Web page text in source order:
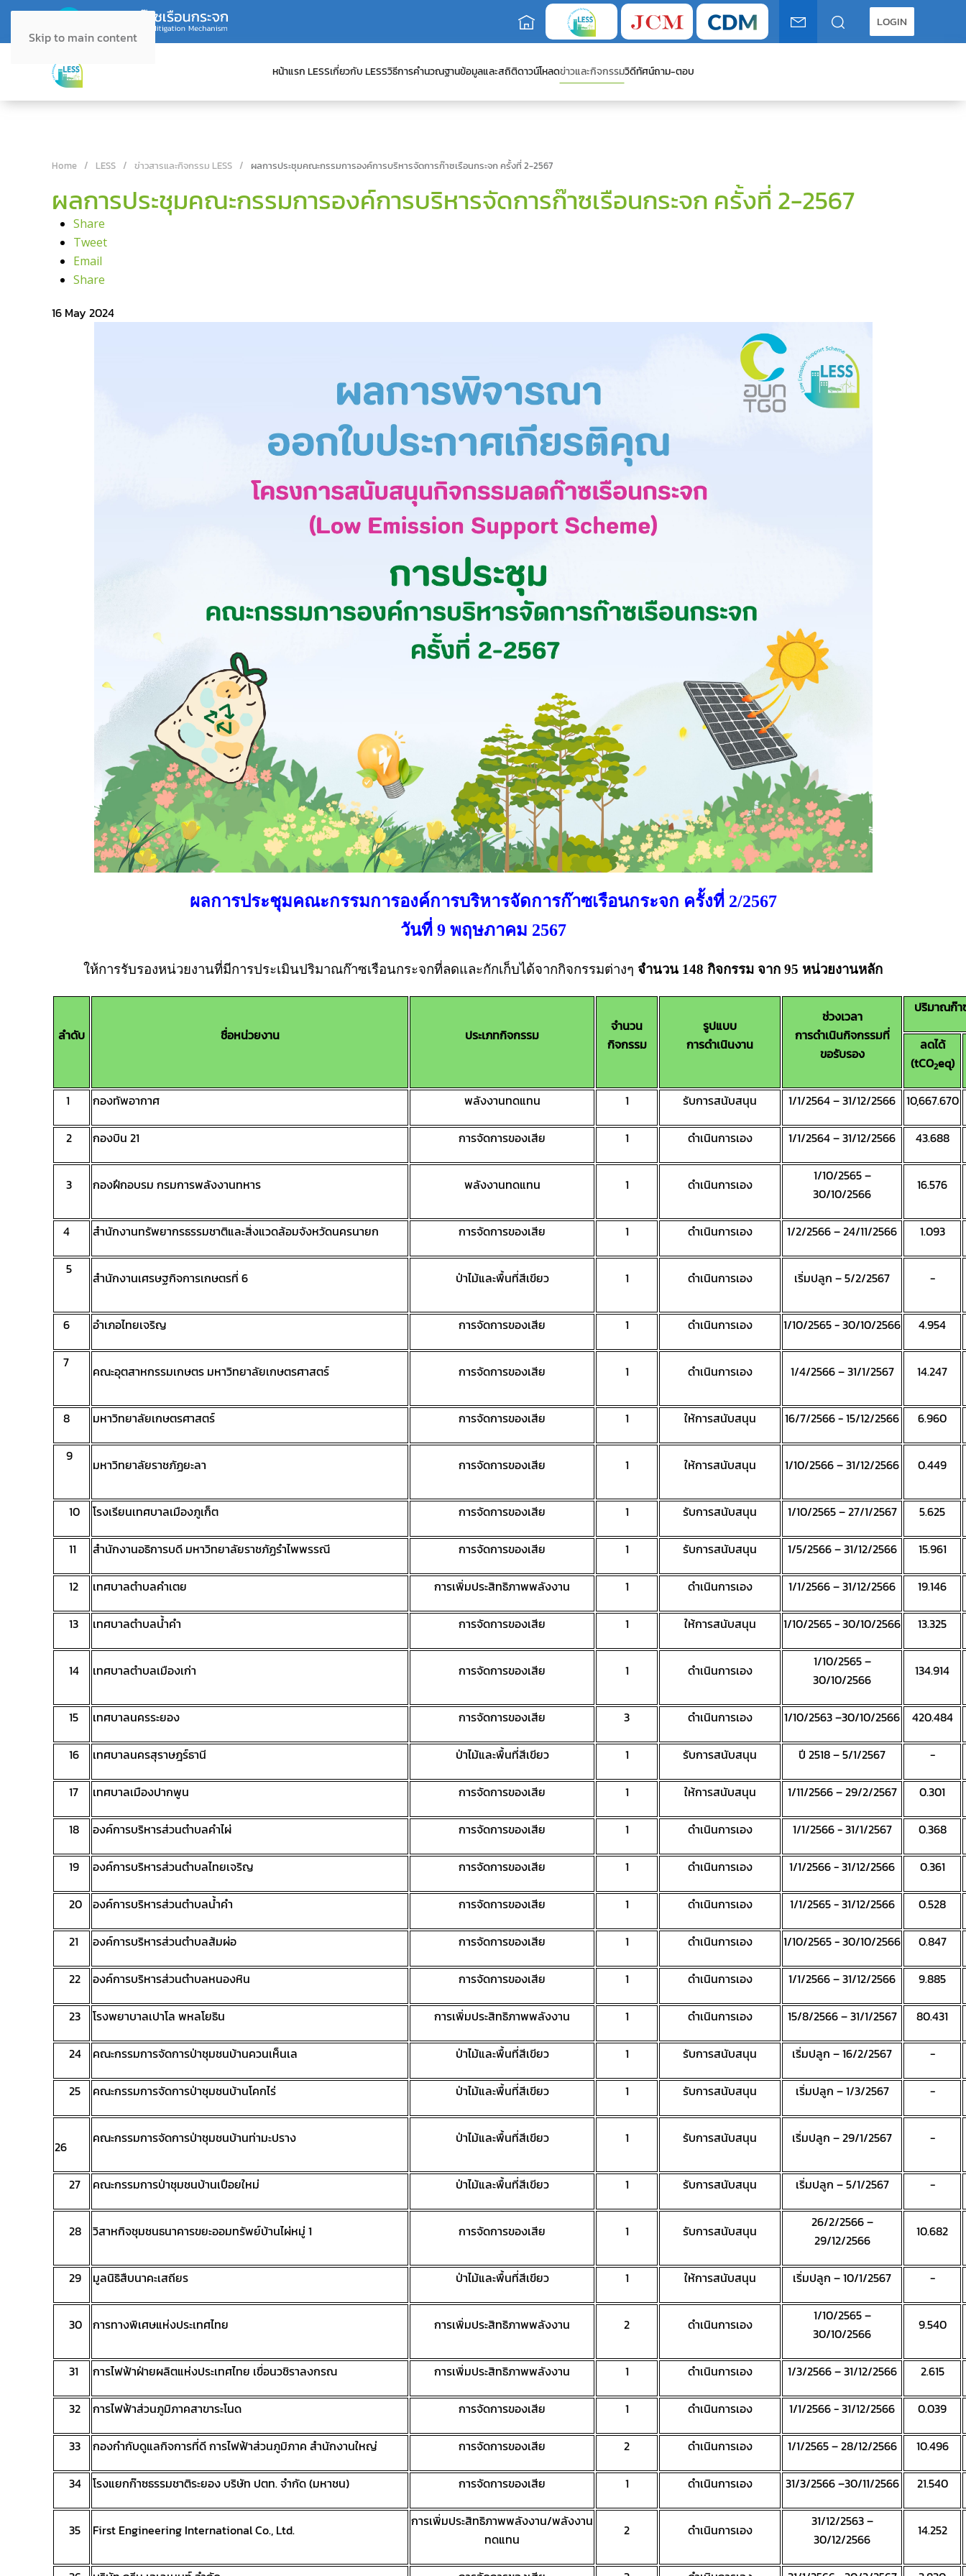
Skip to main content
LOGIN
หน้าแรก LESSเกี่ยวกับ LESSวิธีการคำนวณฐานข้อมูลและสถิติดาวน์โหลดข่าวและกิจกรรมวิดีทัศน์ถาม-ตอบ
Home LESS ข่าวสารและกิจกรรม LESS ผลการประชุมคณะกรรมการองค์การบริหารจัดการก๊าซเรือนกระจก ครั้งที่ 2-2567
ผลการประชุมคณะกรรมการองค์การบริหารจัดการก๊าซเรือนกระจก ครั้งที่ 2-2567
Share
Tweet
Email
Share
16 May 2024
ผลการประชุมคณะกรรมการองค์การบริหารจัดการก๊าซเรือนกระจก ครั้งที่ 2/2567
วันที่ 9 พฤษภาคม 2567
ให้การรับรองหน่วยงานที่มีการประเมินปริมาณก๊าซเรือนกระจกที่ลดและกักเก็บได้จากกิจกรรมต่างๆ จำนวน 148 กิจกรรม จาก 95 หน่วยงานหลัก
ลำดับ ชื่อหน่วยงาน ประเภทกิจกรรม
จำนวน
กิจกรรม
รูปแบบ
การดำเนินงาน
ช่วงเวลา
การดำเนินกิจกรรมที่
ขอรับรอง
ปริมาณก๊า
ลดได้
(tCO2eq)
1 กองทัพอากาศ พลังงานทดแทน 1 รับการสนับสนุน 1/1/2564 – 31/12/2566 10,667.670
2 กองบิน 21 การจัดการของเสีย 1 ดำเนินการเอง 1/1/2564 – 31/12/2566 43.688
3 กองฝึกอบรม กรมการพลังงานทหาร พลังงานทดแทน 1 ดำเนินการเอง
1/10/2565 –
30/10/2566
16.576
4 สำนักงานทรัพยากรธรรมชาติและสิ่งแวดล้อมจังหวัดนครนายก การจัดการของเสีย 1 ดำเนินการเอง 1/2/2566 – 24/11/2566 1.093
5
สำนักงานเศรษฐกิจการเกษตรที่ 6 ป่าไม้และพื้นที่สีเขียว 1 ดำเนินการเอง เริ่มปลูก – 5/2/2567 -
6 อำเภอไทยเจริญ การจัดการของเสีย 1 ดำเนินการเอง 1/10/2565 - 30/10/2566 4.954
7
คณะอุตสาหกรรมเกษตร มหาวิทยาลัยเกษตรศาสตร์ การจัดการของเสีย 1 ดำเนินการเอง 1/4/2566 – 31/1/2567 14.247
8 มหาวิทยาลัยเกษตรศาสตร์ การจัดการของเสีย 1 ให้การสนับสนุน 16/7/2566 - 15/12/2566 6.960
9
มหาวิทยาลัยราชภัฏยะลา การจัดการของเสีย 1 ให้การสนับสนุน 1/10/2566 – 31/12/2566 0.449
10 โรงเรียนเทศบาลเมืองภูเก็ต การจัดการของเสีย 1 รับการสนับสนุน 1/10/2565 – 27/1/2567 5.625
11 สำนักงานอธิการบดี มหาวิทยาลัยราชภัฏรำไพพรรณี การจัดการของเสีย 1 รับการสนับสนุน 1/5/2566 – 31/12/2566 15.961
12 เทศบาลตำบลคำเตย การเพิ่มประสิทธิภาพพลังงาน 1 ดำเนินการเอง 1/1/2566 – 31/12/2566 19.146
13 เทศบาลตำบลน้ำคำ การจัดการของเสีย 1 ให้การสนับสนุน 1/10/2565 - 30/10/2566 13.325
14 เทศบาลตำบลเมืองเก่า การจัดการของเสีย 1 ดำเนินการเอง
1/10/2565 –
30/10/2566
134.914
15 เทศบาลนครระยอง การจัดการของเสีย 3 ดำเนินการเอง 1/10/2563 –30/10/2566 420.484
16 เทศบาลนครสุราษฎร์ธานี ป่าไม้และพื้นที่สีเขียว 1 รับการสนับสนุน ปี 2518 – 5/1/2567 -
17 เทศบาลเมืองปากพูน การจัดการของเสีย 1 ให้การสนับสนุน 1/11/2566 – 29/2/2567 0.301
18 องค์การบริหารส่วนตำบลคำไผ่ การจัดการของเสีย 1 ดำเนินการเอง 1/1/2566 - 31/1/2567 0.368
19 องค์การบริหารส่วนตำบลไทยเจริญ การจัดการของเสีย 1 ดำเนินการเอง 1/1/2566 - 31/12/2566 0.361
20 องค์การบริหารส่วนตำบลน้ำคำ การจัดการของเสีย 1 ดำเนินการเอง 1/1/2565 - 31/12/2566 0.528
21 องค์การบริหารส่วนตำบลส้มผ่อ การจัดการของเสีย 1 ดำเนินการเอง 1/10/2565 - 30/10/2566 0.847
22 องค์การบริหารส่วนตำบลหนองหิน การจัดการของเสีย 1 ดำเนินการเอง 1/1/2566 – 31/12/2566 9.885
23 โรงพยาบาลเปาโล พหลโยธิน การเพิ่มประสิทธิภาพพลังงาน 1 ดำเนินการเอง 15/8/2566 – 31/1/2567 80.431
24 คณะกรรมการจัดการป่าชุมชนบ้านควนเห็นเล ป่าไม้และพื้นที่สีเขียว 1 รับการสนับสนุน เริ่มปลูก – 16/2/2567 -
25 คณะกรรมการจัดการป่าชุมชนบ้านโคกไร่ ป่าไม้และพื้นที่สีเขียว 1 รับการสนับสนุน เริ่มปลูก – 1/3/2567 -
26
คณะกรรมการจัดการป่าชุมชนบ้านท่ามะปราง ป่าไม้และพื้นที่สีเขียว 1 รับการสนับสนุน เริ่มปลูก – 29/1/2567 -
27 คณะกรรมการป่าชุมชนบ้านเปือยใหม่ ป่าไม้และพื้นที่สีเขียว 1 รับการสนับสนุน เริ่มปลูก – 5/1/2567 -
28 วิสาหกิจชุมชนธนาคารขยะออมทรัพย์บ้านไผ่หมู่ 1 การจัดการของเสีย 1 รับการสนับสนุน
26/2/2566 –
29/12/2566
10.682
29 มูลนิธิสืบนาคะเสถียร ป่าไม้และพื้นที่สีเขียว 1 ให้การสนับสนุน เริ่มปลูก – 10/1/2567 -
30 การทางพิเศษแห่งประเทศไทย การเพิ่มประสิทธิภาพพลังงาน 2 ดำเนินการเอง
1/10/2565 –
30/10/2566
9.540
31 การไฟฟ้าฝ่ายผลิตแห่งประเทศไทย เขื่อนวชิราลงกรณ การเพิ่มประสิทธิภาพพลังงาน 1 ดำเนินการเอง 1/3/2566 – 31/12/2566 2.615
32 การไฟฟ้าส่วนภูมิภาคสาขาระโนด การจัดการของเสีย 1 ดำเนินการเอง 1/1/2566 - 31/12/2566 0.039
33 กองกำกับดูแลกิจการที่ดี การไฟฟ้าส่วนภูมิภาค สำนักงานใหญ่ การจัดการของเสีย 2 ดำเนินการเอง 1/1/2565 – 28/12/2566 10.496
34 โรงแยกก๊าซธรรมชาติระยอง บริษัท ปตท. จำกัด (มหาชน) การจัดการของเสีย 1 ดำเนินการเอง 31/3/2566 –30/11/2566 21.540
35 First Engineering International Co., Ltd.
การเพิ่มประสิทธิภาพพลังงาน/พลังงาน
ทดแทน
2 ดำเนินการเอง
31/12/2563 –
30/12/2566
14.252